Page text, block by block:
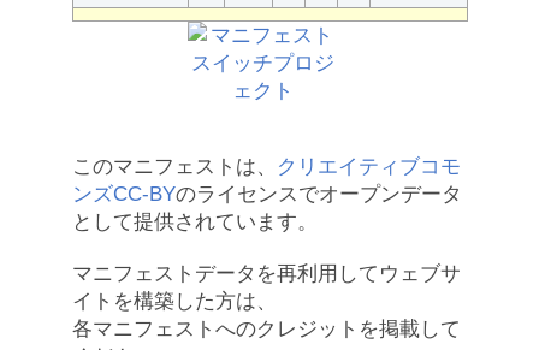
このマニフェストは、
クリエイティブコモ
ンズCC-BYのライセンスでオープンデータ
として提供されています。
マニフェストデータを再利用してウェブサ
イトを構築した方は、
各マニフェストへのクレジットを掲載して